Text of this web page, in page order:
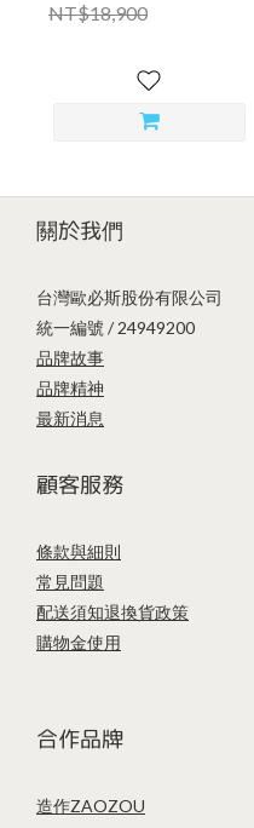
NT$18,900
關於我們
台灣歐必斯股份有限公司
統一編號 / 24949200
品牌故事
品牌精神
最新消息
顧客服務
條款與細則
常見問題
配送須知退換貨政策
購物金使用
合作品牌
造作ZAOZOU